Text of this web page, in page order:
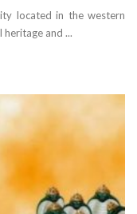
located in the western
and ...